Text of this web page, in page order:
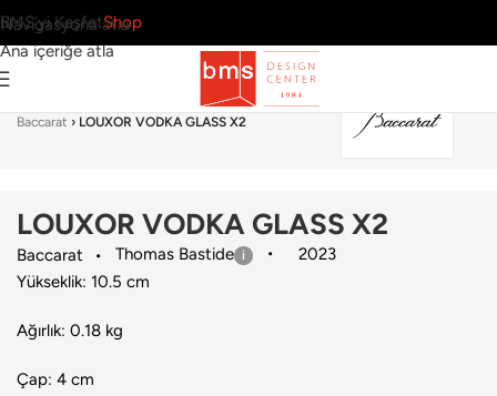
Navigasyona atla
Ana içeriğe atla
BMS’yi KeşfetShop
Bardak & Bardak Seti›
Baccarat › LOUXOR VODKA GLASS X2
LOUXOR VODKA GLASS X2
Baccarat Thomas Bastide
2023
Yükseklik: 10.5 cm
Ağırlık: 0.18 kg
Çap: 4 cm